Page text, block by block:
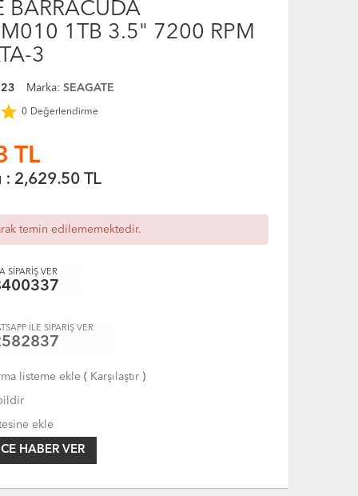
BARRACUDA
1TB 3.5" 7200 RPM
3
Marka: SEAGATE
0 Değerlendirme
TL
: 2,629.50TL
temin edilememektedir.
SİPARİŞ VER
İLE SİPARİŞ VER
listeme ekle( Karşılaştır)
ekle
HABER VER